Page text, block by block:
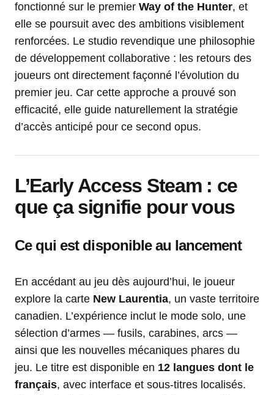
fonctionné sur le premier Way of the Hunter, et
elle se poursuit avec des ambitions visiblement
renforcées. Le studio revendique une philosophie
de développement collaborative : les retours des
joueurs ont directement façonné l’évolution du
premier jeu. Car cette approche a prouvé son
efficacité, elle guide naturellement la stratégie
d’accès anticipé pour ce second opus.
L’Early Access Steam : ce
que ça signifie pour vous
Ce qui est disponible au lancement
En accédant au jeu dès aujourd’hui, le joueur
explore la carte New Laurentia, un vaste territoire
canadien. L’expérience inclut le mode solo, une
sélection d’armes — fusils, carabines, arcs —
ainsi que les nouvelles mécaniques phares du
jeu. Le titre est disponible en 12 langues dont le
français, avec interface et sous-titres localisés.